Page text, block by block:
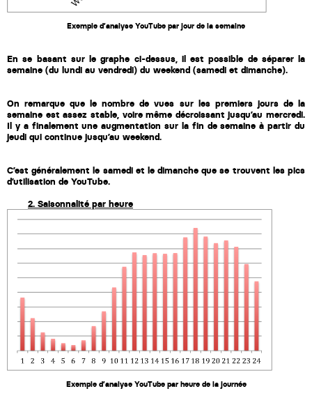
Sven Bosschem
Thomas Kurevic
Thomas Riis
William Rezette
Yaël Vanhoe
Exemple d’analyse YouTube par jour de la semaine
En se basant sur le graphe ci-dessus, il est possible de séparer la
semaine (du lundi au vendredi) du weekend (samedi et dimanche).
On remarque que le nombre de vues sur les premiers jours de la
semaine est assez stable, voire même décroissant jusqu’au mercredi.
Il y a finalement une augmentation sur la fin de semaine à partir du
jeudi qui continue jusqu’au weekend.
C’est généralement le samedi et le dimanche que se trouvent les pics
d’utilisation de YouTube.
2. Saisonnalité par heure
Exemple d’analyse YouTube par heure de la journée